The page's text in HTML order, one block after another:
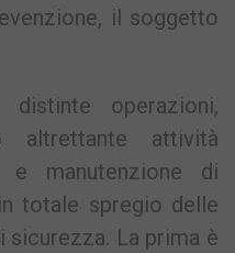
il soggetto
distinte operazioni,
altrettante attività
e manutenzione di
totale spregio delle
sicurezza. La prima è